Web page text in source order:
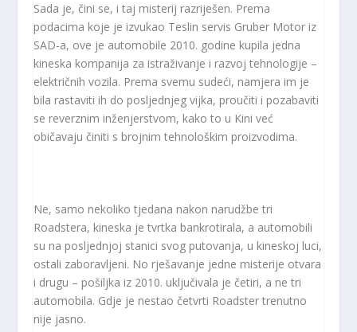
Sada je, čini se, i taj misterij razriješen. Prema
podacima koje je izvukao Teslin servis Gruber Motor iz
SAD-a, ove je automobile 2010. godine kupila jedna
kineska kompanija za istraživanje i razvoj tehnologije –
električnih vozila. Prema svemu sudeći, namjera im je
bila rastaviti ih do posljednjeg vijka, proučiti i pozabaviti
se reverznim inženjerstvom, kako to u Kini već
običavaju činiti s brojnim tehnološkim proizvodima.
Ne, samo nekoliko tjedana nakon narudžbe tri
Roadstera, kineska je tvrtka bankrotirala, a automobili
su na posljednjoj stanici svog putovanja, u kineskoj luci,
ostali zaboravljeni. No rješavanje jedne misterije otvara
i drugu – pošiljka iz 2010. uključivala je četiri, a ne tri
automobila. Gdje je nestao četvrti Roadster trenutno
nije jasno.